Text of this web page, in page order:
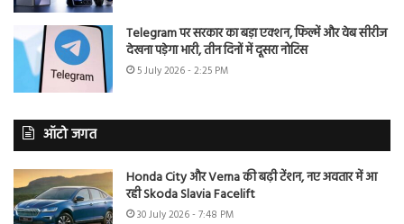
Telegram पर सरकार का बड़ा एक्शन, फिल्में और वेब सीरीज
देखना पड़ेगा भारी, तीन दिनों में दूसरा नोटिस
5 July 2026 - 2:25 PM
ऑटो जगत
Honda City और Verna की बढ़ी टेंशन, नए अवतार में आ
रही Skoda Slavia Facelift
30 July 2026 - 7:48 PM